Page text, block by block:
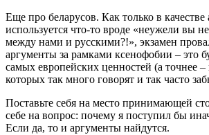
Еще про беларусов. Как только в качестве
используется что-то вроде «неужели вы
между нами и русскими?!», экзамен
аргументы за рамками ксенофобии – это
самых европейских ценностей (а точнее –
которых так много говорят и так часто
Поставьте себя на место принимающей
себе на вопрос: почему я поступил бы
Если да, то и аргументы найдутся.